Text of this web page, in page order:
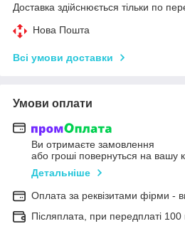
Доставка здійснюється тільки по
Нова Пошта
Всі умови доставки
Умови оплати
Ви отримаєте замовлення
або гроші повернуться на вашу
Детальніше
Оплата за реквізитами фірми -
Післяплата, при передплаті 100